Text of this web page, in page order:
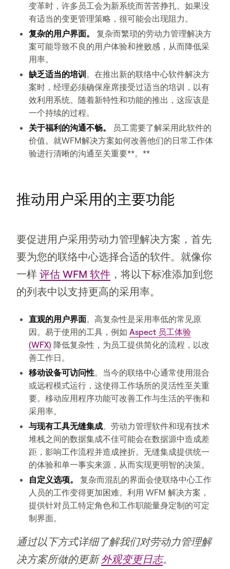
变革时，许多员工会为新系统而苦苦挣扎。如果没
有适当的变更管理策略，很可能会出现阻力。
复杂的用户界面。
复杂而繁琐的劳动力管理解决方
案可能导致不良的用户体验和挫败感，从而降低采
用率。
缺乏适当的培训 。在推出新的联络中心软件解决方
案时，经理必须确保座席接受过适当的培训，以有
效利用系统。随着新特性和功能的推出，这应该是
一个持续的过程。
关于福利的沟通不畅。
员工需要了解采用此软件的
价值。就WFM解决方案如何改善他们的日常工作体
验进行清晰的沟通至关重要**。**
推动用户采用的主要功能
要促进用户采用劳动力管理解决方案，首先
要为您的联络中心选择合适的软件。就像你
一样 评估 WFM 软件 ，将以下标准添加到您
的列表中以支持更高的采用率。
直观的用户界面。高复杂性是采用率低的常见原
因。易于使用的工具，例如 Aspect 员工体验
(WFX) 降低复杂性，为员工提供简化的流程，以改
善工作日。
移动设备可访问性。当今的联络中心通常使用混合
或远程模式运行，这使得工作场所的灵活性至关重
要。移动应用程序功能可改善工作与生活的平衡和
采用率。
与现有工具无缝集成。劳动力管理软件和现有技术
堆栈之间的数据集成不佳可能会在数据源中造成差
距，影响工作流程并造成挫折。无缝集成提供统一
的体验和单一事实来源，从而实现更明智的决策。
自定义选项。
复杂而混乱的界面会使联络中心工作
人员的工作变得更加困难。利用 WFM 解决方案，
提供针对员工特定角色和工作职能量身定制的可定
制界面。
通过以下方式详细了解我们对劳动力管理解
决方案所做的更新外观变更日志。